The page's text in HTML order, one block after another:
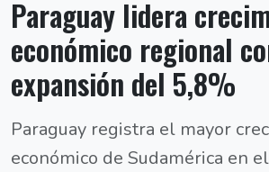
Paraguay lidera
económico regional
expansión del 5,8%
Paraguay registra el mayor
económico de Sudamérica en